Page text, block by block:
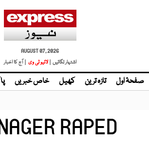
AUGUST 07, 2026
اشتہار لگائیں | لائیو ٹی وی | آج کا اخبار
صفحۂ اول تازہ ترین کھیل خاص خبریں
RAPED